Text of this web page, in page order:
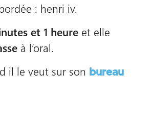
: henri iv.
et 1 heureet elle
à l’oral.
il le veut sur son bureau